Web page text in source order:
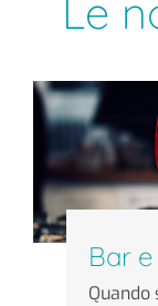
Le
Bar
Quando